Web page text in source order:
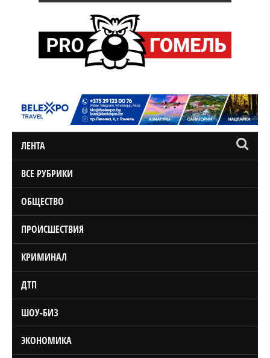
ЛЕНТА
ВСЕ РУБРИКИ
ОБЩЕСТВО
ПРОИСШЕСТВИЯ
КРИМИНАЛ
ДТП
ШОУ-БИЗ
ЭКОНОМИКА